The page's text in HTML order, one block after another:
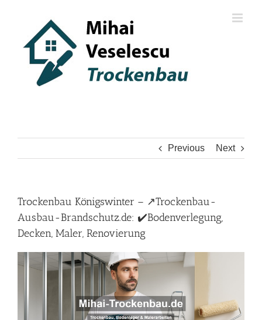
Previous Next
Trockenbau Königswinter – ↗️Trockenbau-
Ausbau-Brandschutz.de: ✔️Bodenverlegung,
Decken, Maler, Renovierung